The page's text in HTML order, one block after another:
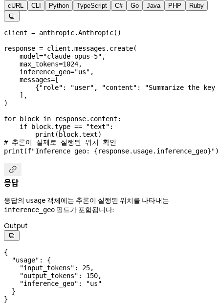
cURL CLI Python TypeScript C# Go Java PHP Ruby

client = anthropic.Anthropic()
response = client.messages.create(
    model
="claude-opus-5" ,
    max_tokens
=1024,
    inference_geo
="us" ,
    messages
= [
        {
"role" : "user" , "content" :
"Summarize the
    ],
)
for block in response.content:
    if
block.type == "text" :
        print
(block.text)
# 추론이 실제로 실행된 위치 확인
print (f"Inference geo: {response.usage.inference_geo}")

응답
응답의 usage 객체에는 추론이 실행된 위치를 나타내는
inference_geo 필드가 포함됩니다:
Output

{
  "usage"
: {
    "input_tokens"
: 25,
    "output_tokens"
: 150,
    "inference_geo"
:
"us"
  }
}